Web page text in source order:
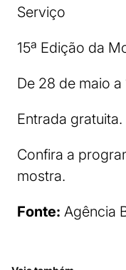
Serviço
15ª Edição da
De 28 de maio a
Entrada gratuita.
Confira a
mostra.
Fonte: Agência